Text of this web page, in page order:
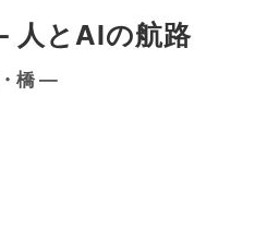
とAIの航路
橋 —